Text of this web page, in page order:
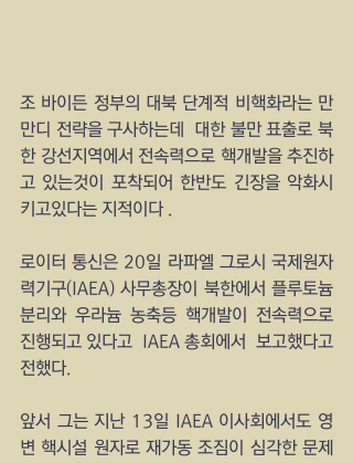
조 바이든 정부의 대북 단계적 비핵화라는 만
만디 전략을 구사하는데  대한 불만 표출로 북
한 강선지역에서 전속력으로 핵개발을 추진하
고 있는것이 포착되어 한반도 긴장을 악화시
키고있다는 지적이다 .
로이터 통신은 20일 라파엘 그로시 국제원자
력기구(IAEA) 사무총장이 북한에서 플루토늄
분리와 우라늄 농축등 핵개발이 전속력으로
진행되고 있다고  IAEA 총회에서  보고했다고
전했다.
앞서 그는 지난 13일 IAEA 이사회에서도 영
변 핵시설 원자로 재가동 조짐이 심각한 문제